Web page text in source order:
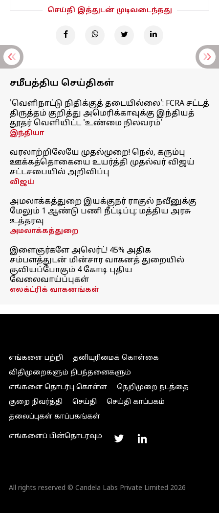
செய்தி இத்துடன் முடிவடைந்தது
சமீபத்திய செய்திகள்
'வெளிநாட்டு நிதிக்குத் தடையில்லை': FCRA சட்டத்
திருத்தம் குறித்து அமெரிக்காவுக்கு இந்தியத்
தூதர் வெளியிட்ட 'உண்மை நிலவரம்'
இந்தியா
வரலாற்றிலேயே முதல்முறை! நெல், கரும்பு
ஊக்கத்தொகையை உயர்த்தி முதல்வர் விஜய்
சட்டசபையில் அறிவிப்பு
விஜய்
அமலாக்கத்துறை இயக்குநர் ராகுல் நவீனுக்கு
மேலும் 1 ஆண்டு பணி நீட்டிப்பு; மத்திய அரசு
உத்தரவு
அமலாக்கத்துறை
இளைஞர்களே அலெர்ட்! 45% அதிக
சம்பளத்துடன் மின்சார வாகனத் துறையில்
குவியப்போகும் 4 கோடி புதிய
வேலைவாய்ப்புகள்
எலக்ட்ரிக் வாகனங்கள்
எங்களை பற்றி
தனியுரிமைக் கொள்கை
விதிமுறைகளும் நிபந்தனைகளும்
எங்களை தொடர்பு கொள்ள
நெறிமுறை நடத்தை
குறை நிவர்த்தி
செய்தி
செய்தி காப்பகம்
தலைப்புகள் காப்பகங்கள்
எங்களைப் பின்தொடரவும்
All rights reserved © Candela Labs Private Limited 2026